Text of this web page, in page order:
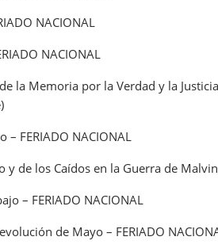
NACIONAL
NACIONAL
la Memoria por la Verdad y la
– FERIADO NACIONAL
de los Caídos en la Guerra de
– FERIADO NACIONAL
de Mayo – FERIADO